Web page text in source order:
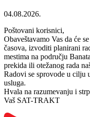
04.08.2026.
Poštovani korisnici,
Obaveštavamo Vas da će
časova, izvoditi planirani
mestima na području
prekida ili otežanog rada
Radovi se sprovode u cilju
usluga.
Hvala na razumevanju i
Vaš SAT-TRAKT